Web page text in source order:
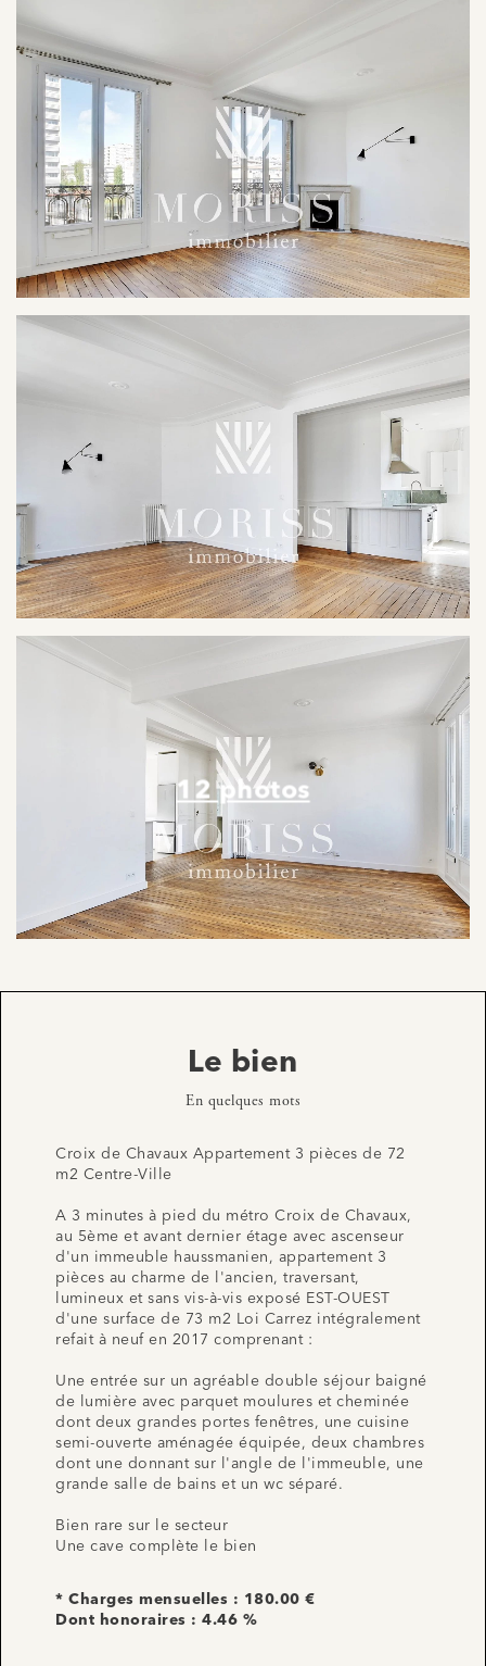
12 photos
Le bien
En quelques mots
Croix de Chavaux Appartement 3 pièces de 72
m2 Centre-Ville
A 3 minutes à pied du métro Croix de Chavaux,
au 5ème et avant dernier étage avec ascenseur
d'un immeuble haussmanien, appartement 3
pièces au charme de l'ancien, traversant,
lumineux et sans vis-à-vis exposé EST-OUEST
d'une surface de 73 m2 Loi Carrez intégralement
refait à neuf en 2017 comprenant :
Une entrée sur un agréable double séjour baigné
de lumière avec parquet moulures et cheminée
dont deux grandes portes fenêtres, une cuisine
semi-ouverte aménagée équipée, deux chambres
dont une donnant sur l'angle de l'immeuble, une
grande salle de bains et un wc séparé.
Bien rare sur le secteur
Une cave complète le bien
* Charges mensuelles : 180.00 €
Dont honoraires : 4.46 %